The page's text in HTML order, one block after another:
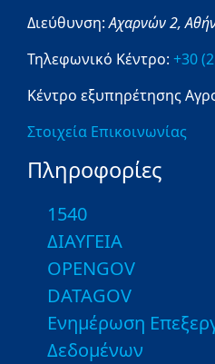
Διεύθυνση:Αχαρνών 2,
Τηλεφωνικό Κέντρο: +30
Κέντρο εξυπηρέτησης
Στοιχεία Επικοινωνίας
Πληροφορίες
1540
ΔΙΑΥΓΕΙΑ
OPENGOV
DATAGOV
Ενημέρωση
Δεδομένων